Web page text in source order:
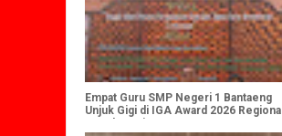
Empat Guru SMP Negeri 1 Bantaeng
Unjuk Gigi di IGA Award 2026 Regional
IV Sulawesi